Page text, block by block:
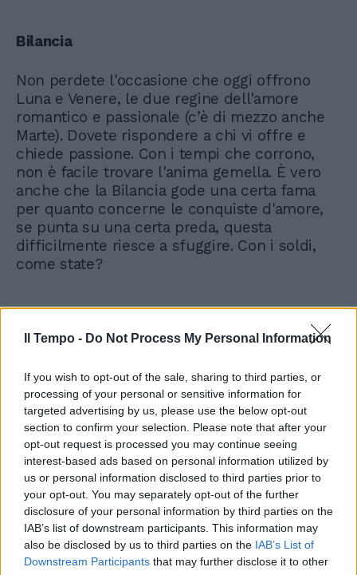
Il Tempo - Do Not Process My Personal Information
If you wish to opt-out of the sale, sharing to third parties, or
processing of your personal or sensitive information for
targeted advertising by us, please use the below opt-out
section to confirm your selection. Please note that after your
opt-out request is processed you may continue seeing
interest-based ads based on personal information utilized by
us or personal information disclosed to third parties prior to
your opt-out. You may separately opt-out of the further
disclosure of your personal information by third parties on the
IAB’s list of downstream participants. This information may
also be disclosed by us to third parties on the IAB’s List of
Downstream Participants that may further disclose it to other
Bilancia
Non perdete l'occasione che oggi offrono
Luna e Venere, le due regine dell'amore
romantico e passionale (c’è di mezzo anche
Marte). Dovete rispondere a chi vi offre e
chiede passione. Con i tempi che corrono,
non è facile trovare l'anima gemella. È vero
anche che la Bilancia gode una certa fama
per quanto concerne le conquiste d'amore,
se punta su una certa preda, questa
difficilmente riesce a sfuggire. Con i soldi,
come state?
Scorpione
Questo matrimonio si farà. Ce lo fa ricordare
la Luna che oggi transita nel segno che vi
precede, tradizionalmente associato al
matrimonio, ma ancora di più l'aspetto che
nasce con Giove e Sole, due forze cosmiche
testimoni delle nuove unioni. Qualcuno dice
che la musica a una cerimonia nuziale fa
pensare a quella che accompagna i soldati in
partenza per la guerra… Voi siete figli di
Marte, non avrete certo paura di affrontare
incognite che una tale scelta prevede.